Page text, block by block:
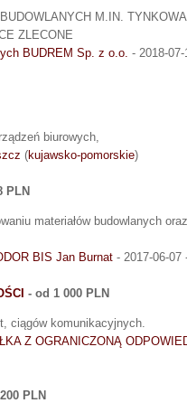
M.IN.
ZLECONE
BUDREM Sp. z o.o. - 2018-
biurowych,
(kujawsko-pomorskie)
PLN
materiałów budowlanych
BIS Jan Burnat - 2017-06-
- od 1 000 PLN
ciągów komunikacyjnych.
Z OGRANICZONĄ
PLN